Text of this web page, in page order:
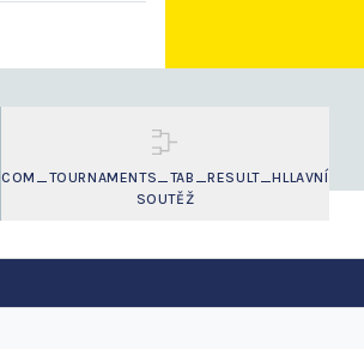
COM_TOURNAMENTS_TAB_RESULT_HLLAVNÍ
SOUTĚŽ